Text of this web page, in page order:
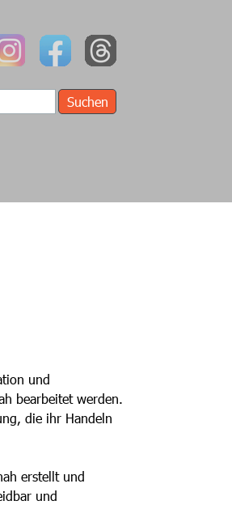
Suchen
und
bearbeitet werden.
die ihr Handeln
erstellt und
und